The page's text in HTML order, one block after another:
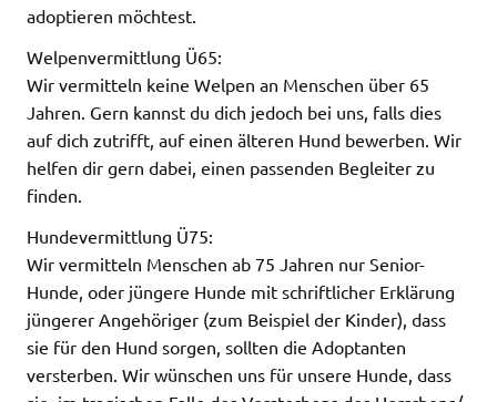
adoptieren möchtest.
Welpenvermittlung Ü65:
Wir vermitteln keine Welpen an Menschen über 65
Jahren. Gern kannst du dich jedoch bei uns, falls dies
auf dich zutrifft, auf einen älteren Hund bewerben. Wir
helfen dir gern dabei, einen passenden Begleiter zu
finden.
Hundevermittlung Ü75:
Wir vermitteln Menschen ab 75 Jahren nur Senior-
Hunde, oder jüngere Hunde mit schriftlicher Erklärung
jüngerer Angehöriger (zum Beispiel der Kinder), dass
sie für den Hund sorgen, sollten die Adoptanten
versterben. Wir wünschen uns für unsere Hunde, dass